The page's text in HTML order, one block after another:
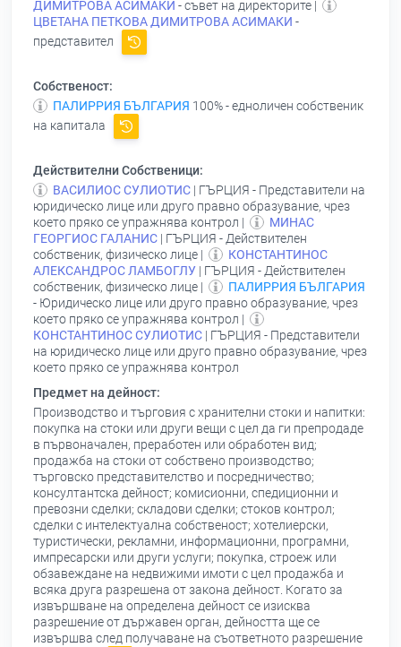
ДИМИТРОВА АСИМАКИ - съвет на директорите |
ЦВЕТАНА ПЕТКОВА ДИМИТРОВА АСИМАКИ -
представител
Собственост:
ПАЛИРРИЯ БЪЛГАРИЯ 100% - едноличен собственик
на капитала
Действителни Собственици:
ВАСИЛИОС СУЛИОТИС | ГЪРЦИЯ - Представители на
юридическо лице или друго правно образувание, чрез
което пряко се упражнява контрол |
МИНАС
ГЕОРГИОС ГАЛАНИС | ГЪРЦИЯ - Действителен
собственик, физическо лице |
КОНСТАНТИНОС
АЛЕКСАНДРОС ЛАМБОГЛУ | ГЪРЦИЯ - Действителен
собственик, физическо лице |
ПАЛИРРИЯ БЪЛГАРИЯ
- Юридическо лице или друго правно образувание, чрез
което пряко се упражнява контрол |
КОНСТАНТИНОС СУЛИОТИС | ГЪРЦИЯ - Представители
на юридическо лице или друго правно образувание, чрез
което пряко се упражнява контрол
Предмет на дейност:
Производство и търговия с хранителни стоки и напитки:
покупка на стоки или други вещи с цел да ги препродаде
в първоначален, преработен или обработен вид;
продажба на стоки от собствено производство;
търговско представителство и посредничество;
консултантска дейност; комисионни, спедиционни и
превозни сделки; складови сделки; стоков контрол;
сделки с интелектуална собственост; хотелиерски,
туристически, рекламни, информационни, програмни,
импресарски или други услуги; покупка, строеж или
обзавеждане на недвижими имоти с цел продажба и
всяка друга разрешена от закона дейност. Когато за
извършване на определена дейност се изисква
разрешение от държавен орган, дейността ще се
извършва след получаване на съответното разрешение